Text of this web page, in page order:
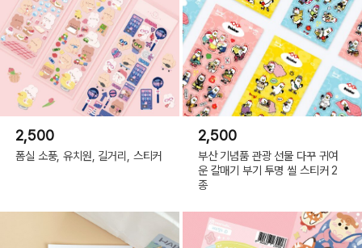
2,500
폼실 소풍, 유치원, 길거리, 스티커
2,500
부산 기념품 관광 선물 다꾸 귀여
운 갈매기 부기 투명 씰 스티커 2
종